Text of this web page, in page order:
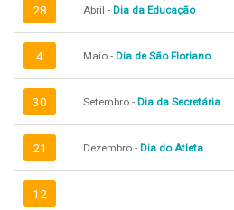
28 Abril - Dia da Educação
4 Maio - Dia de São Floriano
30 Setembro - Dia da Secretária
21 Dezembro - Dia do Atleta
12